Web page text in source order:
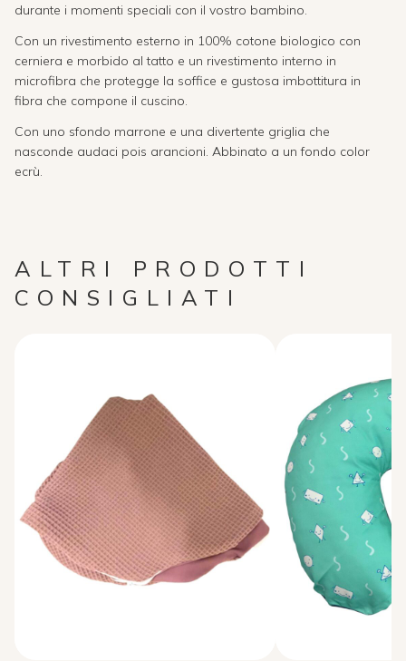
durante i momenti speciali con il vostro bambino.
Con un rivestimento esterno in 100% cotone biologico con
cerniera e morbido al tatto e un rivestimento interno in
microfibra che protegge la soffice e gustosa imbottitura in
fibra che compone il cuscino.
Con uno sfondo marrone e una divertente griglia che
nasconde audaci pois arancioni. Abbinato a un fondo color
ecrù.
ALTRI PRODOTTI
CONSIGLIATI